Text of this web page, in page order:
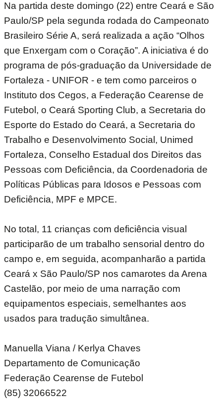
Na partida deste domingo (22) entre Ceará e São
Paulo/SP pela segunda rodada do Campeonato
Brasileiro Série A, será realizada a ação “Olhos
que Enxergam com o Coração”. A iniciativa é do
programa de pós-graduação da Universidade de
Fortaleza - UNIFOR - e tem como parceiros o
Instituto dos Cegos, a Federação Cearense de
Futebol, o Ceará Sporting Club, a Secretaria do
Esporte do Estado do Ceará, a Secretaria do
Trabalho e Desenvolvimento Social, Unimed
Fortaleza, Conselho Estadual dos Direitos das
Pessoas com Deficiência, da Coordenadoria de
Políticas Públicas para Idosos e Pessoas com
Deficiência, MPF e MPCE.
No total, 11 crianças com deficiência visual
participarão de um trabalho sensorial dentro do
campo e, em seguida, acompanharão a partida
Ceará x São Paulo/SP nos camarotes da Arena
Castelão, por meio de uma narração com
equipamentos especiais, semelhantes aos
usados para tradução simultânea.
Manuella Viana / Kerlya Chaves
Departamento de Comunicação
Federação Cearense de Futebol
(85) 32066522